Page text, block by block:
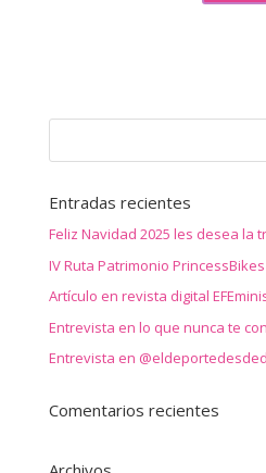
Entradas recientes
Feliz Navidad 2025 les desea la
IV Ruta Patrimonio PrincessBikes
Artículo en revista digital
Entrevista en lo que nunca te
Entrevista en
Comentarios recientes